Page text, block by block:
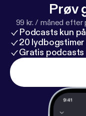
Prøv
99 kr. / måned efter
Podcasts kun
20 lydbogstimer
Gratis podcasts